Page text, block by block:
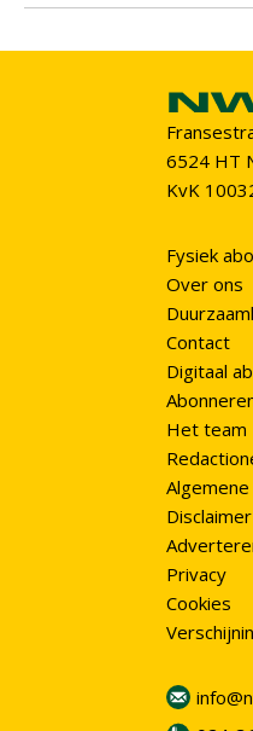
6524 HT
KvK
Fysiek
Over ons
Contact
Digitaal
Het team
Disclaimer
Privacy
Cookies